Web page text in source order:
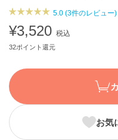
Ballelite
バレリット
BANDOLIER
バンドリヤー
Barbour
バブアー
5.0 (3件のレビュー)
¥3,520 税込
32ポイント還元
お気